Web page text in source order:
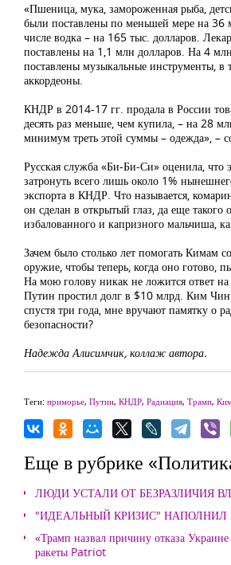
«Пшеница, мука, замороженная рыба,
были поставлены по меньшей мере на 36
числе водка – на 165 тыс. долларов.
поставлены на 1,1 млн долларов. На 4
поставлены музыкальные инструменты, в
аккордеоны.
КНДР в 2014-17 гг. продала в России
десять раз меньше, чем купила, – на 28
минимум треть этой суммы – одежда», –
Русская служба «Би-Би-Си» оценила, что
затронуть всего лишь около 1%
экспорта в КНДР. Что называется,
он сделан в открытый глаз, да еще такого
избалованного и капризного мальчиша,
Зачем было столько лет помогать Кимам
оружие, чтобы теперь, когда оно готово,
На мою голову никак не ложится ответ на
Путин простил долг в $10 млрд. Ким
спустя три года, мне вручают памятку о
безопасности?
Надежда Алисимчик, коллаж автора.
Теги: приморье, Путин, КНДР, Радиация, Трамп,
Еще в рубрике
ЛЮДИ УСТАЛИ ОТ БЕЗРАЗЛИЧИЯ
"ИДЕАЛЬНЫЙ КРИЗИС"
«Трамп назвал причину отказа
ракеты Patriot